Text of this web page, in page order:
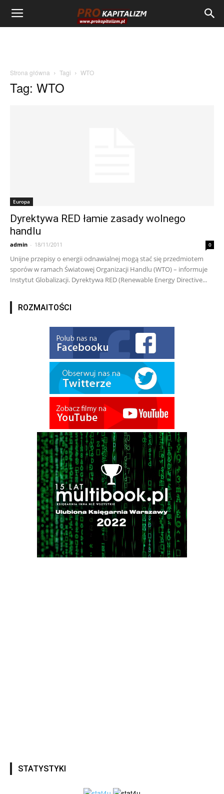
Strona główna Tagi WTO
Tag: WTO
Europa
Dyrektywa RED łamie zasady wolnego
handlu
admin - 18/11/2011 0
Unijne przepisy o energii odnawialnej mogą stać się przedmiotem
sporów w ramach Światowej Organizacji Handlu (WTO) – informuje
Instytut Globalizacji. Dyrektywa RED (Renewable Energy Directive...
ROZMAITOŚCI
STATYSTYKI